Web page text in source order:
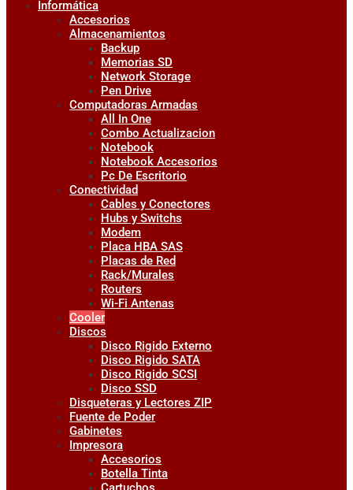
Informática
Accesorios
Almacenamientos
Backup
Memorias SD
Network Storage
Pen Drive
Computadoras Armadas
All In One
Combo Actualizacion
Notebook
Notebook Accesorios
Pc De Escritorio
Conectividad
Cables y Conectores
Hubs y Switchs
Modem
Placa HBA SAS
Placas de Red
Rack/Murales
Routers
Wi-Fi Antenas
Cooler
Discos
Disco Rigido Externo
Disco Rigido SATA
Disco Rigido SCSI
Disco SSD
Disqueteras y Lectores ZIP
Fuente de Poder
Gabinetes
Impresora
Accesorios
Botella Tinta